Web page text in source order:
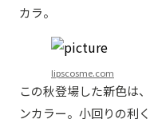
カラ。
lipscosme.com
この秋登場した新色は
ンカラー。小回りの利